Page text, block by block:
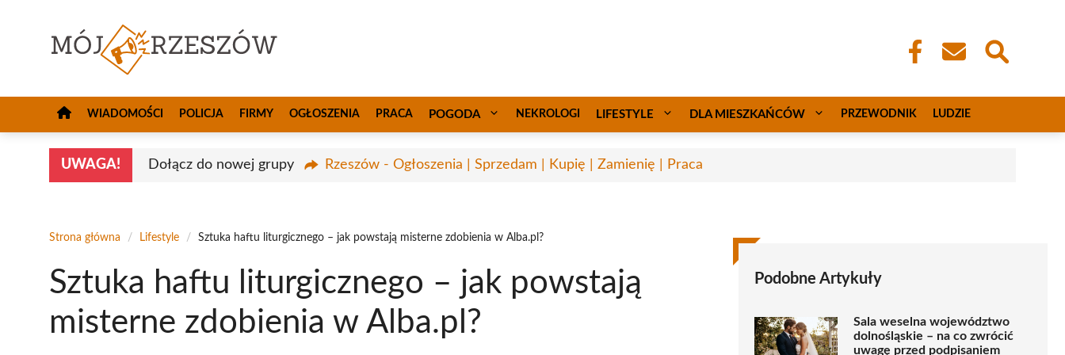
WIADOMOŚCI POLICJA FIRMY OGŁOSZENIA PRACA POGODA NEKROLOGI LIFESTYLE DLA MIESZKAŃCÓW PRZEWODNIK LUDZIE
UWAGA! Dołącz do nowej grupy Rzeszów - Ogłoszenia | Sprzedam | Kupię | Zamienię | Praca
Strona główna / Lifestyle / Sztuka haftu liturgicznego – jak powstają misterne zdobienia w Alba.pl?
Sztuka haftu liturgicznego – jak powstają
misterne zdobienia w Alba.pl?
Podobne Artykuły
Sala weselna województwo
dolnośląskie – na co zwrócić
uwagę przed podpisaniem